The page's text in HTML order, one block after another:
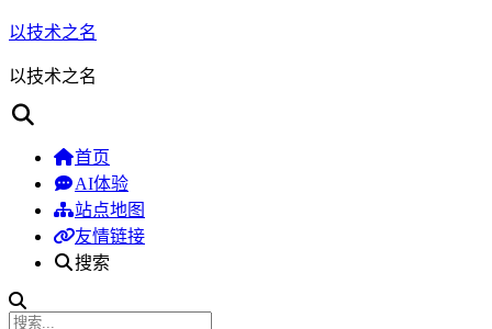
以技术之名
以技术之名
首页
AI体验
站点地图
友情链接
搜索